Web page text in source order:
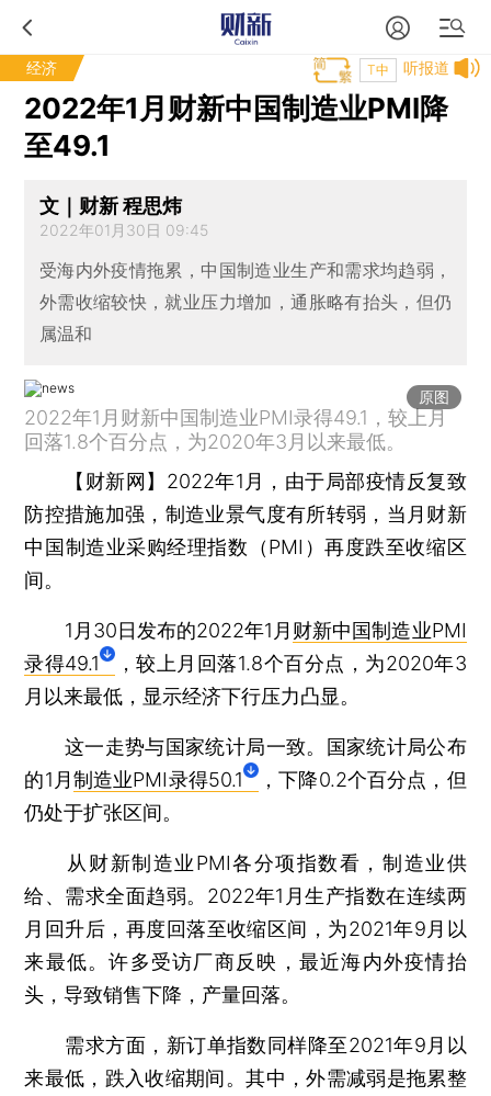
经济 听报道
T中
2022年1月财新中国制造业PMI降
至49.1
文｜财新 程思炜
2022年01月30日 09:45
受海内外疫情拖累，中国制造业生产和需求均趋弱，
外需收缩较快，就业压力增加，通胀略有抬头，但仍
属温和
原图
2022年1月财新中国制造业PMI录得49.1，较上月
回落1.8个百分点，为2020年3月以来最低。
【财新网】 2022年1月，由于局部疫情反复致
防控措施加强，制造业景气度有所转弱，当月财新
中国制造业采购经理指数（PMI）再度跌至收缩区
间。
1月30日发布的2022年1月 财新中国制造业PMI
录得49.1
，较上月回落1.8个百分点，为2020年3
月以来最低，显示经济下行压力凸显。
这一走势与国家统计局一致。国家统计局公布
的1月制造业PMI录得50.1
，下降0.2个百分点，但
仍处于扩张区间。
从财新制造业PMI各分项指数看，制造业供
给、需求全面趋弱。2022年1月生产指数在连续两
月回升后，再度回落至收缩区间，为2021年9月以
来最低。许多受访厂商反映，最近海内外疫情抬
头，导致销售下降，产量回落。
需求方面，新订单指数同样降至2021年9月以
来最低，跌入收缩期间。其中，外需减弱是拖累整